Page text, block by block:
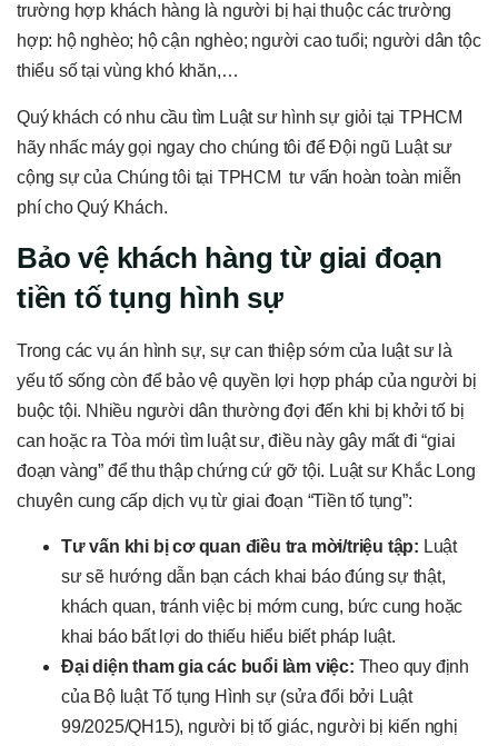
trường hợp khách hàng là người bị hại thuộc các trường
hợp: hộ nghèo; hộ cận nghèo; người cao tuổi; người dân tộc
thiểu số tại vùng khó khăn,…
Quý khách có nhu cầu tìm Luật sư hình sự giỏi tại TPHCM
hãy nhấc máy gọi ngay cho chúng tôi để Đội ngũ Luật sư
cộng sự của Chúng tôi tại TPHCM tư vấn hoàn toàn miễn
phí cho Quý Khách.
Bảo vệ khách hàng từ giai đoạn
tiền tố tụng hình sự
Trong các vụ án hình sự, sự can thiệp sớm của luật sư là
yếu tố sống còn để bảo vệ quyền lợi hợp pháp của người bị
buộc tội. Nhiều người dân thường đợi đến khi bị khởi tố bị
can hoặc ra Tòa mới tìm luật sư, điều này gây mất đi “giai
đoạn vàng” để thu thập chứng cứ gỡ tội. Luật sư Khắc Long
chuyên cung cấp dịch vụ từ giai đoạn “Tiền tố tụng”:
Tư vấn khi bị cơ quan điều tra mời/triệu tập: Luật
sư sẽ hướng dẫn bạn cách khai báo đúng sự thật,
khách quan, tránh việc bị mớm cung, bức cung hoặc
khai báo bất lợi do thiếu hiểu biết pháp luật.
Đại diện tham gia các buổi làm việc: Theo quy định
của Bộ luật Tố tụng Hình sự (sửa đổi bởi Luật
99/2025/QH15), người bị tố giác, người bị kiến nghị